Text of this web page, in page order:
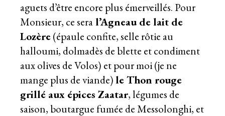
aguets d’être encore plus émerveillés. Pour
Monsieur, ce seral’Agneau de lait de
Lozère(épaule confite, selle rôtie au
halloumi, dolmadès de blette et condiment
aux olives de Volos) et pour moi (je ne
mange plus de viande)le Thon rouge
grillé aux épices Zaatar, légumes de
saison, boutargue fumée de Messolonghi, et